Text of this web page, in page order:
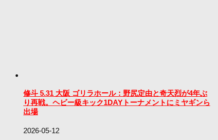
修斗 5.31 大阪 ゴリラホール：野尻定由と奇天烈が4年ぶ
り再戦。ヘビー級キック1DAYトーナメントにミヤギンら
出場
2026-05-12